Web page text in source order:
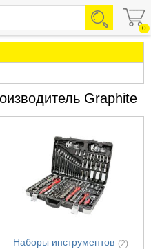
0
Graphite
Наборы инструментов (2)